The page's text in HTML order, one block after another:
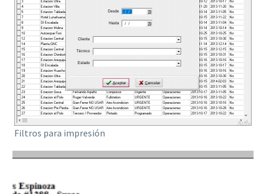
Filtros para impresión